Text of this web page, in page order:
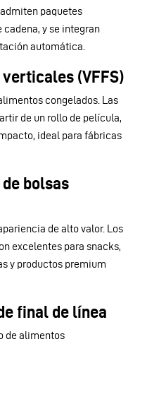
paquetes
y se integran
automática.
(VFFS)
congelados. Las
de un rollo de película,
ideal para fábricas
bolsas
de alto valor. Los
excelentes para snacks,
y productos premium
final de línea
de alimentos